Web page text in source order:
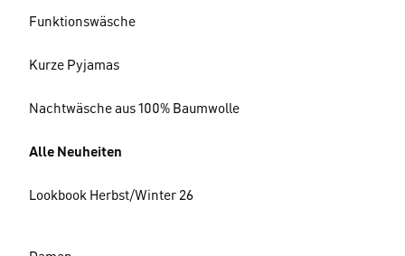
Funktionswäsche
Kurze Pyjamas
Nachtwäsche aus 100% Baumwolle
Alle Neuheiten
Lookbook Herbst/Winter 26